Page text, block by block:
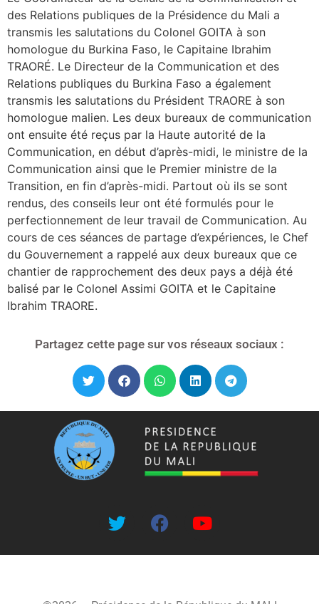
des Relations publiques de la Présidence du Mali a
transmis les salutations du Colonel GOITA à son
homologue du Burkina Faso, le Capitaine Ibrahim
TRAORÉ. Le Directeur de la Communication et des
Relations publiques du Burkina Faso a également
transmis les salutations du Président TRAORE à son
homologue malien. Les deux bureaux de communication
ont ensuite été reçus par la Haute autorité de la
Communication, en début d’après-midi, le ministre de la
Communication ainsi que le Premier ministre de la
Transition, en fin d’après-midi. Partout où ils se sont
rendus, des conseils leur ont été formulés pour le
perfectionnement de leur travail de Communication. Au
cours de ces séances de partage d’expériences, le Chef
du Gouvernement a rappelé aux deux bureaux que ce
chantier de rapprochement des deux pays a déjà été
balisé par le Colonel Assimi GOITA et le Capitaine
Ibrahim TRAORE.
Partagez cette page sur vos réseaux sociaux :